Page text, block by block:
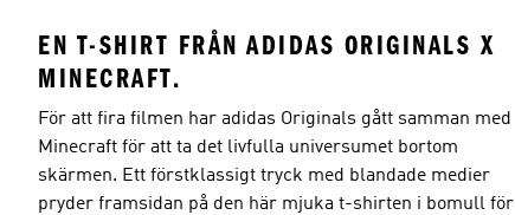
EN T-SHIRT FRÅN ADIDAS ORIGINALS X
MINECRAFT.
För att fira filmen har adidas Originals gått samman med
Minecraft för att ta det livfulla universumet bortom
skärmen. Ett förstklassigt tryck med blandade medier
pryder framsidan på den här mjuka t-shirten i bomull för